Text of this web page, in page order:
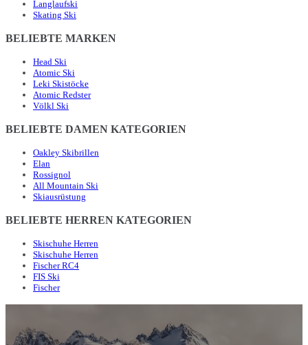
Langlaufski
Skating Ski
BELIEBTE MARKEN
Head Ski
Atomic Ski
Leki Skistöcke
Atomic Redster
Völkl Ski
BELIEBTE DAMEN KATEGORIEN
Oakley Skibrillen
Elan
Rossignol
All Mountain Ski
Skiausrüstung
BELIEBTE HERREN KATEGORIEN
Skischuhe Herren
Skischuhe Herren
Fischer RC4
FIS Ski
Fischer